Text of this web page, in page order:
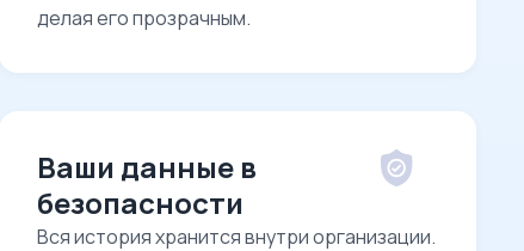
делая его прозрачным.
Ваши данные в
безопасности
Вся история хранится внутри организации.